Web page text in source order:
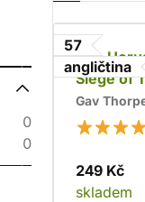
0
0
57
angličtina
The
Siege of
First Wall
Gav
249 Kč
skladem